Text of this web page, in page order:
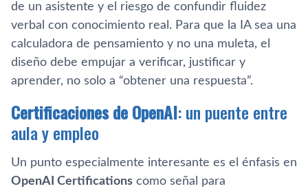
de un asistente y el riesgo de confundir fluidez
verbal con conocimiento real. Para que la IA sea una
calculadora de pensamiento y no una muleta, el
diseño debe empujar a verificar, justificar y
aprender, no solo a “obtener una respuesta”.
Certificaciones de OpenAI: un puente entre
aula y empleo
Un punto especialmente interesante es el énfasis en
OpenAI Certifications como señal para